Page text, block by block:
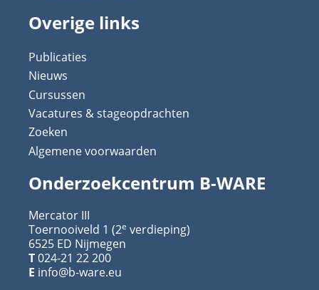
Overige links
Publicaties
Nieuws
Cursussen
Vacatures & stageopdrachten
Zoeken
Algemene voorwaarden
Onderzoekcentrum B-WARE
Mercator III
Toernooiveld 1 (2e verdieping)
6525 ED Nijmegen
T024-21 22 200
E info@b-ware.eu